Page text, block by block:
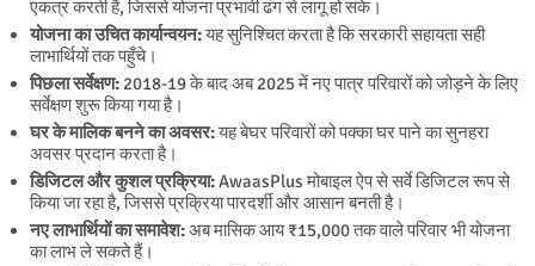
एकत्र करती है, जिससे योजना प्रभावी ढंग से लागू हो सके।
योजना का उचित कार्यान्वयन:यह सुनिश्चित करता है कि सरकारी सहायता सही
लाभार्थियों तक पहुँचे।
पिछला सर्वेक्षण: 2018-19 के बाद अब 2025 में नए पात्र परिवारों को जोड़ने के लिए
सर्वेक्षण शुरू किया गया है।
घर के मालिक बनने का अवसर:यह बेघर परिवारों को पक्का घर पाने का सुनहरा
अवसर प्रदान करता है।
डिजिटल और कुशल प्रक्रिया:AwaasPlus मोबाइल ऐप से सर्वे डिजिटल रूप से
किया जा रहा है, जिससे प्रक्रिया पारदर्शी और आसान बनती है।
नए लाभार्थियों का समावेश:अब मासिक आय ₹15,000 तक वाले परिवार भी योजना
का लाभ ले सकते हैं।